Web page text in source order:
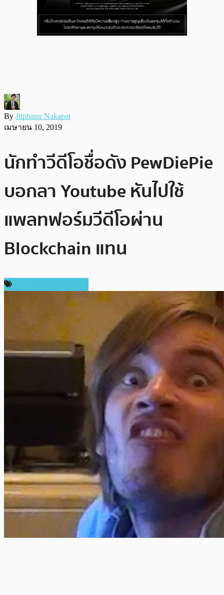
By Jitphanu Nakapat
เมษายน 10, 2019
นักทำวีดีโอชื่อดัง PewDiePie
บอกลา Youtube หันไปใช้
แพลทฟอร์มวีดีโอผ่าน
Blockchain แทน